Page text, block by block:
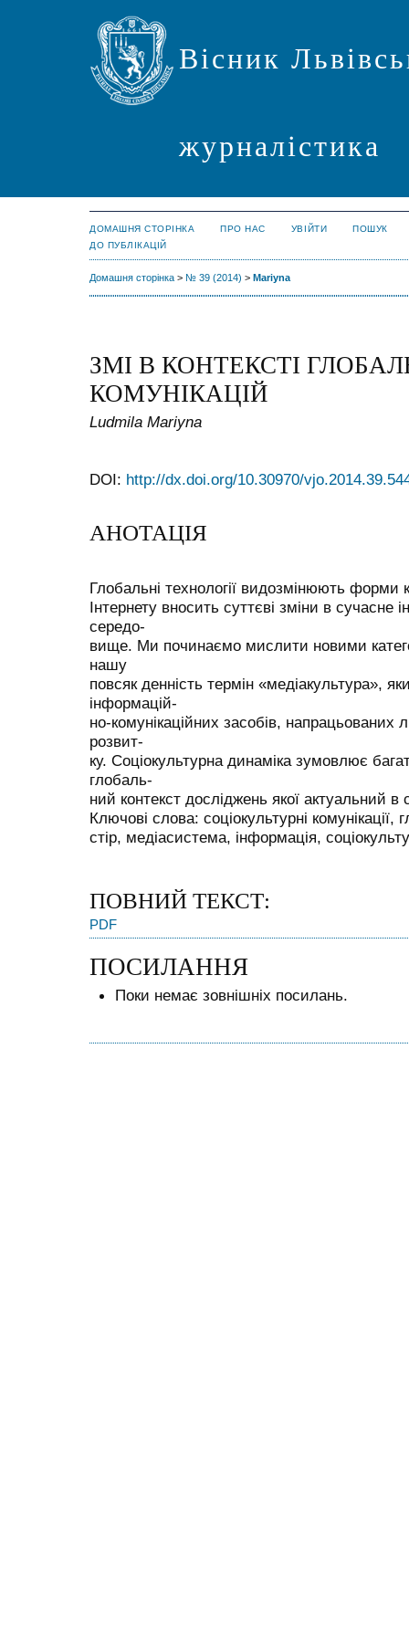
Вісник
журналістика
ДОМАШНЯ СТОРІНКА ПРО НАС УВІЙТИ
ПОШУК
ДО ПУБЛІКАЦІЙ
Домашня сторінка > № 39 (2014) > Mariyna
ЗМІ В КОНТЕКСТІ
КОМУНІКАЦІЙ
Ludmila Mariyna
DOI: http://dx.doi.org/10.30970/
АНОТАЦІЯ
Глобальні технології видозмінюють форми
Інтернету вносить суттєві зміни в сучасне
середо-
вище. Ми починаємо мислити новими
нашу
повсяк денність термін «медіакультура»,
інформацій-
но-комунікаційних засобів, напрацьованих
розвит-
ку. Соціокультурна динаміка зумовлює
глобаль-
ний контекст досліджень якої актуальний в
Ключові слова: соціокультурні
стір, медіасистема, інформація,
ПОВНИЙ ТЕКСТ:
PDF
ПОСИЛАННЯ
Поки немає зовнішніх посилань.